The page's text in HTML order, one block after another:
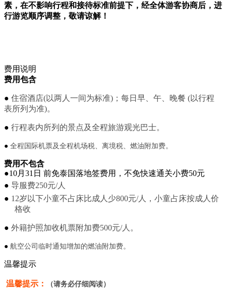
素，在不影响行程和接待标准前提下，经全体游客协商后，进
行游览顺序调整，敬请谅解！
费用说明
费用包含
● 住宿酒店(以两人一间为标准)；每日早、午、晚餐 (以行程
表所列为准)。
● 行程表内所列的景点及全程旅游观光巴士。
● 全程国际机票及全程机场税、离境税、燃油附加费。
费用不包含
●10月 31 日 前免泰国落地签费用，不免快速通关小费50元
● 导服费250元/人
● 12岁以下小童不占床比成人少800元/人，小童占床按成人价
格收
● 外籍护照加收机票附加费500元/人。
● 航空公司临时通知增加的燃油附加费。
温馨提示
温馨提示： （请务必仔细阅读）